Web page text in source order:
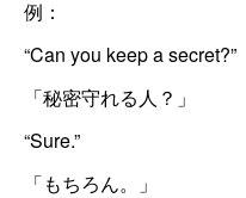
例：
“Can you keep a secret?”
「秘密守れる人？」
“Sure.”
「もちろん。」